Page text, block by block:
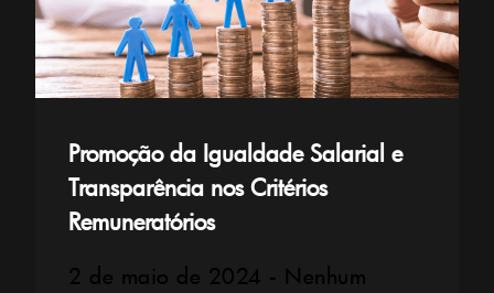
Promoção da Igualdade Salarial e
Transparência nos Critérios
Remuneratórios
2 de maio de 2024
Nenhum